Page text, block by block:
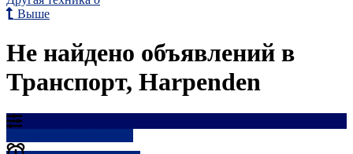
Выше
Не найдено объявлений в
Транспорт, Harpenden